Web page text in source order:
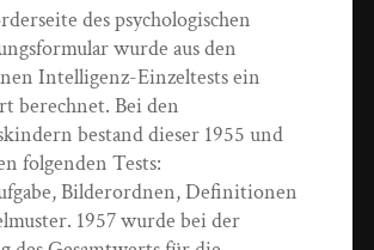
des psychologischen
wurde aus den
Intelligenz-Einzeltests ein
berechnet. Bei den
bestand dieser 1955 und
folgenden Tests:
Bilderordnen, Definitionen
1957 wurde bei der